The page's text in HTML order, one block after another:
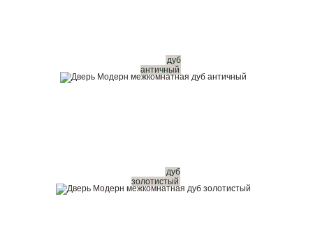
дуб
античный
дуб
золотистый